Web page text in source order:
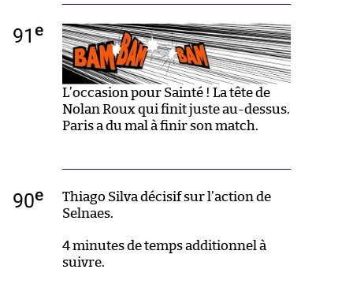
91 e
L’occasion pour Sainté ! La tête de
Nolan Roux qui finit juste au-dessus.
Paris a du mal à finir son match.
90e
Thiago Silva décisif sur l’action de
Selnaes.
4 minutes de temps additionnel à
suivre.